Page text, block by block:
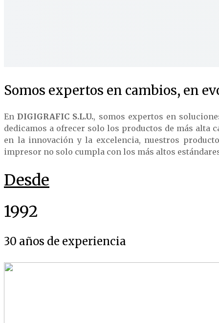
Somos expertos en cambios, en
EnDIGIGRAFIC S.L.U., somos expertos en
dedicamos a ofrecer solo los productos de más alta
en la innovación y la excelencia, nuestros
impresor no solo cumpla con los más altos
Desde
1992
30 años de experiencia